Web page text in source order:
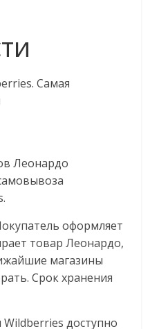
Самая
Леонардо
оформляет
товар Леонардо,
магазины
Срок хранения
доступно